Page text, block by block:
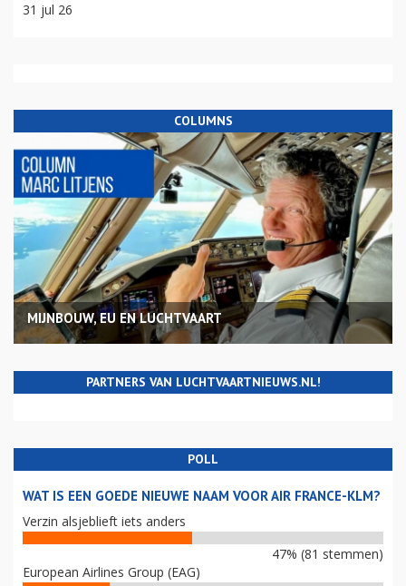
31 jul 26
COLUMNS
MIJNBOUW, EU EN LUCHTVAART
PARTNERS VAN LUCHTVAARTNIEUWS.NL!
POLL
WAT IS EEN GOEDE NIEUWE NAAM VOOR AIR FRANCE-KLM?
Verzin alsjeblieft iets anders
47% (81 stemmen)
European Airlines Group (EAG)